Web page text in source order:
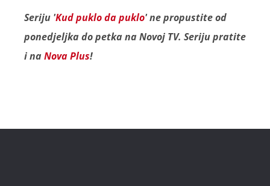
Seriju 'Kud puklo da puklo' ne propustite od
ponedjeljka do petka na Novoj TV. Seriju pratite
i naNova Plus!